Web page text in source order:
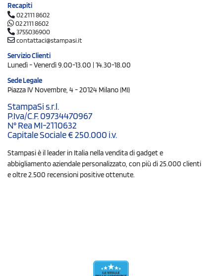
Recapiti
02 2111 8602
02 2111 8602
3755036900
contattaci@stampasi.it
Servizio Clienti
Lunedì - Venerdì 9.00-13.00 | 14.30-18.00
Sede Legale
Piazza IV Novembre, 4 - 20124 Milano (MI)
StampaSi s.r.l.
P.Iva/C.F. 09734470967
N° Rea MI-2110632
Capitale Sociale € 250.000 i.v.
Stampasi è il leader in Italia nella vendita di gadget e
abbigliamento aziendale personalizzato, con più di 25.000 clienti
e oltre 2.500 recensioni positive ottenute.